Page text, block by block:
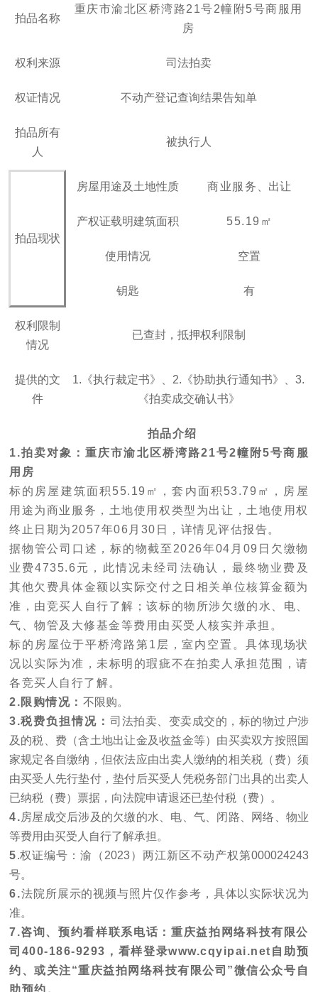
拍品名称
重庆市渝北区桥湾路21号2幢附5号商服用
房
权利来源 司法拍卖
权证情况 不动产登记查询结果告知单
拍品所有
人
被执行人
拍品现状
房屋用途及土地性质 商业服务 、出让
产权证载明建筑面积 55.19 ㎡
使用情况 空置
钥匙 有
权利限制
情况
已查封，抵押权利限制
提供的文
件
1. 《执行裁定书》 、 2. 《协助执行通知书》 、 3.
《拍卖成交确认书》
拍品介绍
1.拍卖对象：重庆市渝北区桥湾路21号2幢附5号商服
用房
标的房屋建筑面积55.19㎡，套内面积53.79㎡，房屋
用途为商业服务，土地使用权类型为出让，土地使用权
终止日期为2057年06月30日，详情见评估报告。
据物管公司口述，标的物截至2026年04月09日欠缴物
业费4735.6元，此情况未经司法确认，最终物业费及
其他欠费具体金额以实际交付之日相关单位核算金额为
准，由竞买人自行了解；该标的物所涉欠缴的水、电、
气、物管及大修基金等费用由买受人核实并承担。
标的房屋位于平桥湾路第1层，室内空置。具体现场状
况以实际为准，未标明的瑕疵不在拍卖人承担范围，请
各竞买人自行了解。
2.限购情况： 不限购。
3.税费负担情况：司法拍卖、变卖成交的，标的物过户涉
及的税、费（含土地出让金及收益金等）由买卖双方按照国
家规定各自缴纳，但依法应由出卖人缴纳的相关税（费）须
由买受人先行垫付，垫付后买受人凭税务部门出具的出卖人
已纳税（费）票据，向法院申请退还已垫付税（费）。
4.房屋成交后涉及的欠缴的水、电、气、闭路、网络、物业
等费用由买受人自行了解承担。
5.权证编号：渝（2023）两江新区不动产权第000024243
号。
6.法院所展示的视频与照片仅作参考，具体以实际状况为
准。
7.咨询、预约看样联系电话：重庆益拍网络科技有限公
司400-186-9293 ， 看样登录www.cqyipai.net自助预
约、或关注“重庆益拍网络科技有限公司 ”微信公众号自